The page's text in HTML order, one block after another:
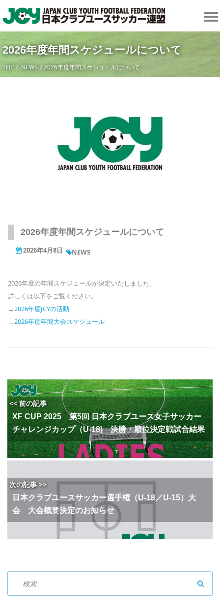
2026年度年間スケジュールについて
TOP NEWS 2026年度年間スケジュールについて
2026年度年間スケジュールについて
2026年4月8日 NEWS
2026年度の年間スケジュールが決定いたしました。
詳しくは以下をご覧ください。
→2026年度JCYの活動
→2026年度年間大会スケジュール
<< 前の記事
XF CUP 2025 第5回 日本クラブユース女子サッカー
チャレンジカップ（U-18) 決勝・順位決定戦試合結果
次の記事 >>
日本クラブユースサッカー選手権（U-18／U-15）大
会 大会概要決定のお知らせ